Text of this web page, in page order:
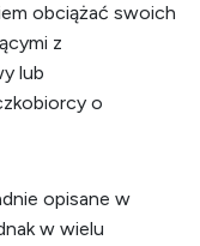
obciążać swoich
z
lub
o
opisane w
w wielu